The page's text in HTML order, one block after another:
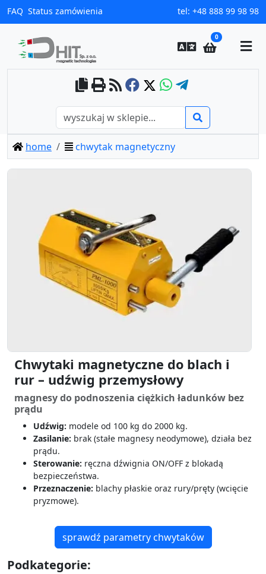
FAQ Status zamówienia tel: +48 888 99 98 98
0
home chwytak magnetyczny
Chwytaki magnetyczne do blach i
rur – udźwig przemysłowy
magnesy do podnoszenia ciężkich ładunków bez
prądu
Udźwig: modele od 100 kg do 2000 kg.
Zasilanie: brak (stałe magnesy neodymowe), działa bez
prądu.
Sterowanie: ręczna dźwignia ON/OFF z blokadą
bezpieczeństwa.
Przeznaczenie: blachy płaskie oraz rury/pręty (wcięcie
pryzmowe).
sprawdź parametry chwytaków
Podkategorie: